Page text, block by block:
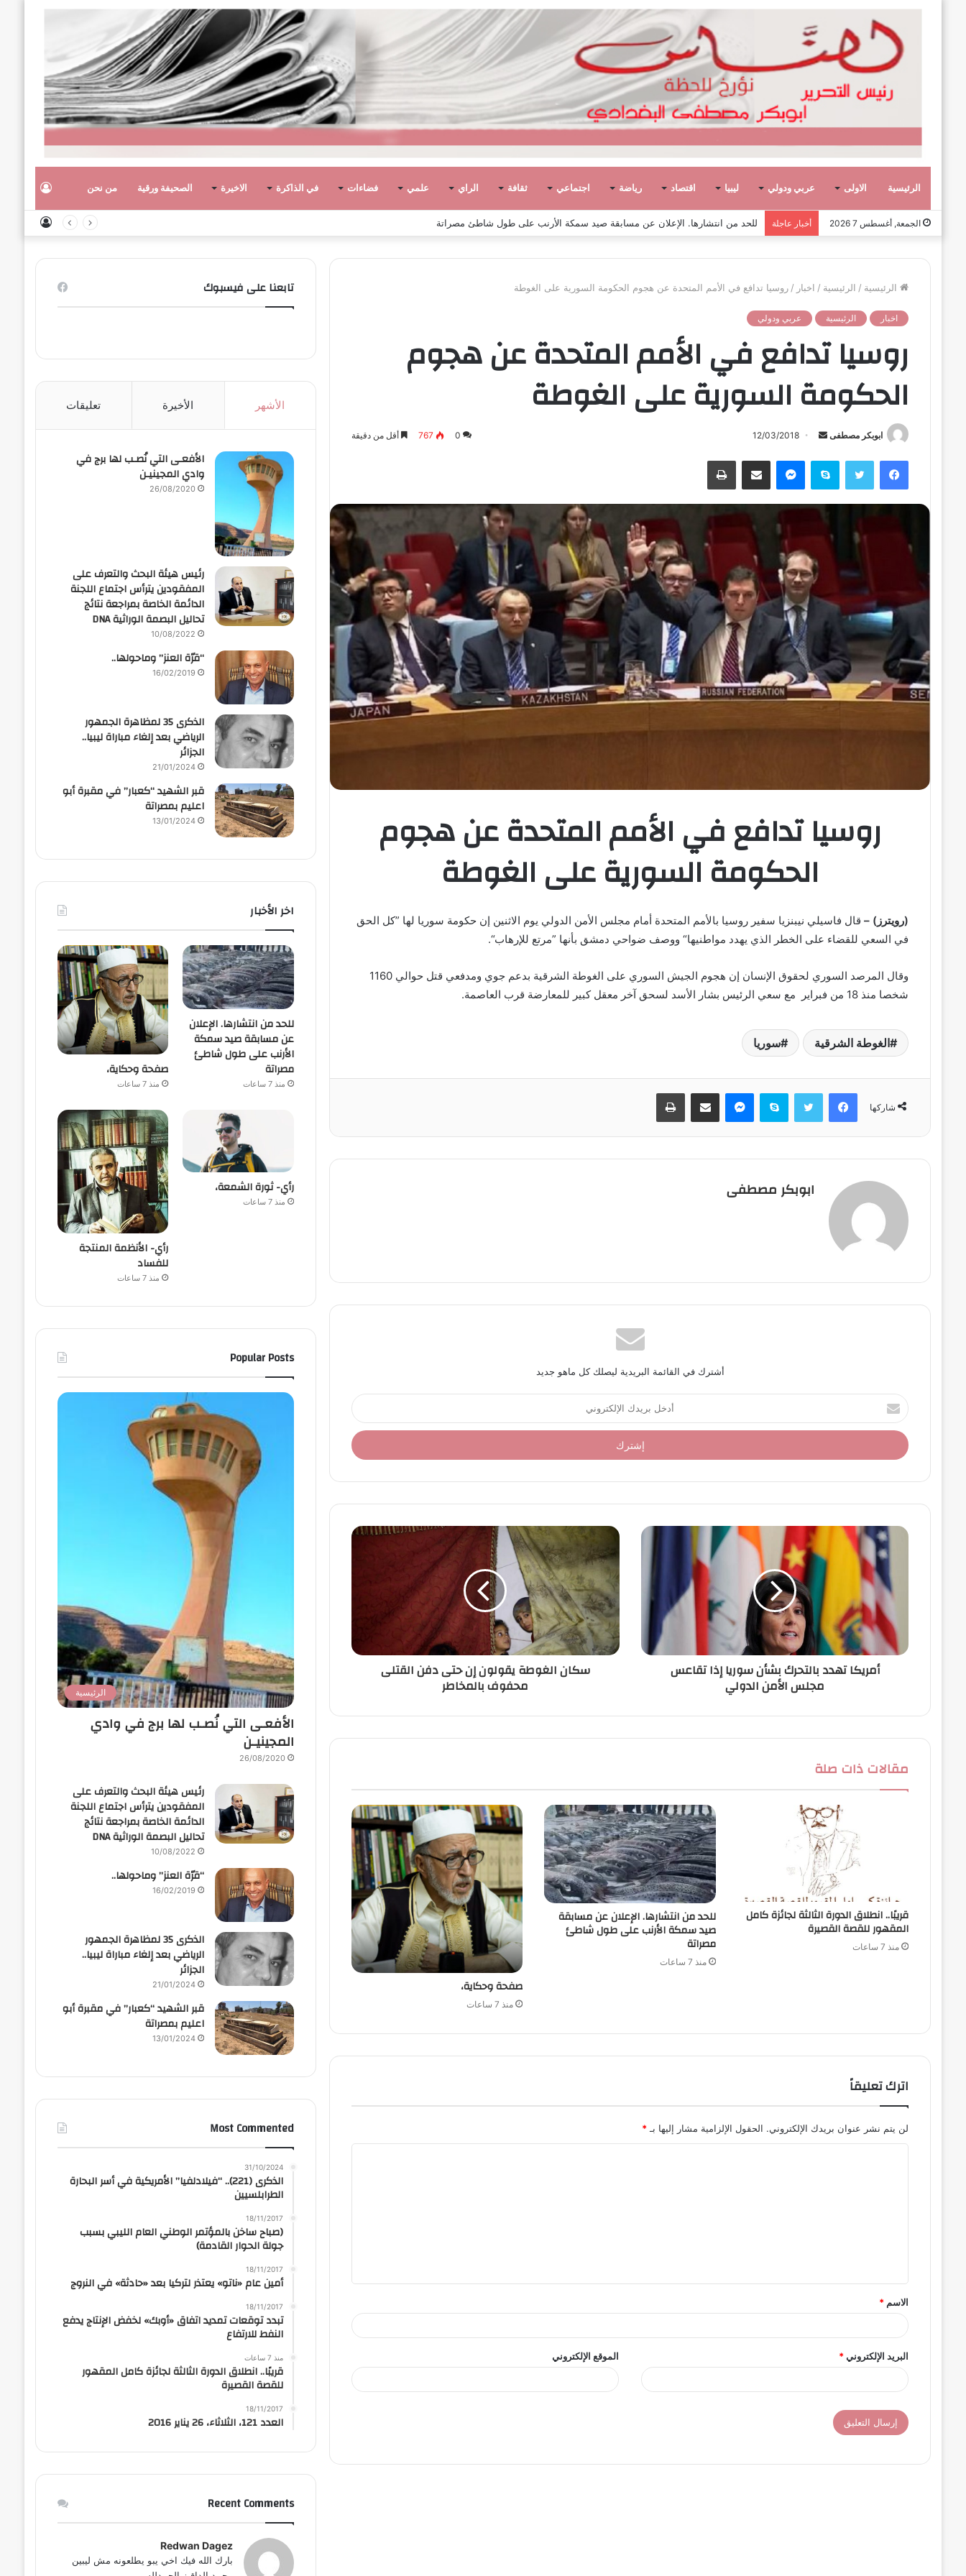
الرئيسية الاولى عربي ودولي ليبيا اقتصاد رياضة اجتماعي ثقافة الراي علمي فضاءات في الذاكرة الاخيرة الصحيفة ورقية من نحن
الجمعة, أغسطس 7 2026 أخبار عاجلة صفحة وحكاية،
الرئيسية / الرئيسية / اخبار / روسيا تدافع في الأمم المتحدة عن هجوم الحكومة السورية على الغوطة
اخبار الرئيسية عربي ودولي
روسيا تدافع في الأمم المتحدة عن هجوم
الحكومة السورية على الغوطة
ابوبكر مصطفى
أ
ب
ي
ا
ر
و
ن
ا
12/03/2018
0
767 أقل من دقيقة
فيسبوك تويتر سكايب ماسنجر مشاركة عبر البريد طباعة
روسيا تدافع في الأمم المتحدة عن هجوم
الحكومة السورية على الغوطة
(رويترز) –قال فاسيلي نيبنزيا سفير روسيا بالأمم المتحدة أمام مجلس الأمن الدولي يوم الاثنين إن حكومة سوريا لها ”كل الحق
في السعي للقضاء على الخطر الذي يهدد مواطنيها“ ووصف ضواحي دمشق بأنها ”مرتع للإرهاب“.
وقال المرصد السوري لحقوق الإنسان إن هجوم الجيش السوري على الغوطة الشرقية بدعم جوي ومدفعي قتل حوالي 1160
شخصا منذ 18 من فبراير مع سعي الرئيس بشار الأسد لسحق آخر معقل كبير للمعارضة قرب العاصمة.
الغوطة الشرقية سوريا
شاركها
فيسبوك تويتر سكايب ماسنجر مشاركة عبر البريد طباعة
ابوبكر مصطفى
أشترك في القائمة البريدية ليصلك كل ماهو جديد
أ
د
خ
ل
د
ا
أمريكا تهدد بالتحرك بشأن سوريا إذا تقاعس
مجلس الأمن الدولي
سكان الغوطة يقولون إن حتى دفن القتلى
محفوف بالمخاطر
مقالات ذات صلة
قريبًا.. انطلاق الدورة الثالثة لجائزة كامل
المقهور للقصة القصيرة
منذ 7 ساعات
للحد من انتشارها. الإعلان عن مسابقة
صيد سمكة الأرنب على طول شاطئ
مصراتة
منذ 7 ساعات
صفحة وحكاية،
منذ 7 ساعات
اترك تعليقاً
لن يتم نشر عنوان بريدك الإلكتروني. الحقول الإلزامية مشار إليها بـ *
ق
*
الاسم *
البريد الإلكتروني* الموقع الإلكتروني
تابعنا على فيسبوك
الأشهر الأخيرة تعليقات
الأفعـى التي نُصـب لها برج في
وادي المجينيـن
26/08/2020
رئيس هيئة البحث والتعرف على
المفقودين يترأس اجتماع اللجنة
الدائمة الخاصة بمراجعة نتائج
تحاليل البصمة الوراثية DNA
10/08/2022
“قرّة العنز” وماحولها..
16/02/2019
الذكرى 35 لمظاهرة الجمهور
الرياضي بعد إلغاء مباراة ليبيا..
الجزائر
21/01/2024
قبر الشهيد “كعبار” في مقبرة أبو
اعليم بمصراتة
13/01/2024
اخر الأخبار
للحد من انتشارها. الإعلان
عن مسابقة صيد سمكة
الأرنب على طول شاطئ
مصراتة
منذ 7 ساعات
صفحة وحكاية،
منذ 7 ساعات
رأي- ثورة الشمعة،
منذ 7 ساعات
رأي- الأنظمة المنتجة
للفساد
منذ 7 ساعات
Popular Posts
الرئيسية
الأفعـى التي نُصـب لها برج في وادي
المجينيـن
26/08/2020
رئيس هيئة البحث والتعرف على
المفقودين يترأس اجتماع اللجنة
الدائمة الخاصة بمراجعة نتائج
تحاليل البصمة الوراثية DNA
10/08/2022
“قرّة العنز” وماحولها..
16/02/2019
الذكرى 35 لمظاهرة الجمهور
الرياضي بعد إلغاء مباراة ليبيا..
الجزائر
21/01/2024
قبر الشهيد “كعبار” في مقبرة أبو
اعليم بمصراتة
13/01/2024
Most Commented
31/10/2024
الذكرى (221).. “فيلادلفيا” الأمريكية في أسر البحارة
الطرابلسيين
18/11/2017
(صباح ساخن بالمؤتمر الوطني العام الليبي بسبب
جولة الحوار القادمة)
18/11/2017
أمين عام «ناتو» يعتذر لتركيا بعد «حادثة» في النروج
18/11/2017
تبدد توقعات تمديد اتفاق «أوبك» لخفض الإنتاج يدفع
النفط للارتفاع
منذ 7 ساعات
قريبًا.. انطلاق الدورة الثالثة لجائزة كامل المقهور
للقصة القصيرة
18/11/2017
العدد 121، الثلاثاء، 26 يناير 2016
Recent Comments
Redwan Dagez
بارك الله فيك اخي يبو يطلعونه مش ليبين